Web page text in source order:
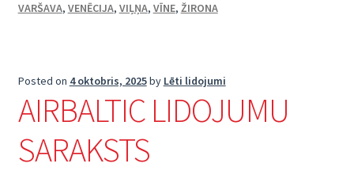
VARŠAVA, VENĒCIJA, VIĻŅA, VĪNE, ŽIRONA
Posted on 4 oktobris, 2025by Lēti lidojumi
AIRBALTIC LIDOJUMU
SARAKSTS